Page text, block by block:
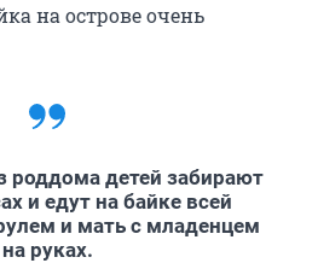
на острове очень
роддома детей забирают
и едут на байке всей
и мать с младенцем
на руках.